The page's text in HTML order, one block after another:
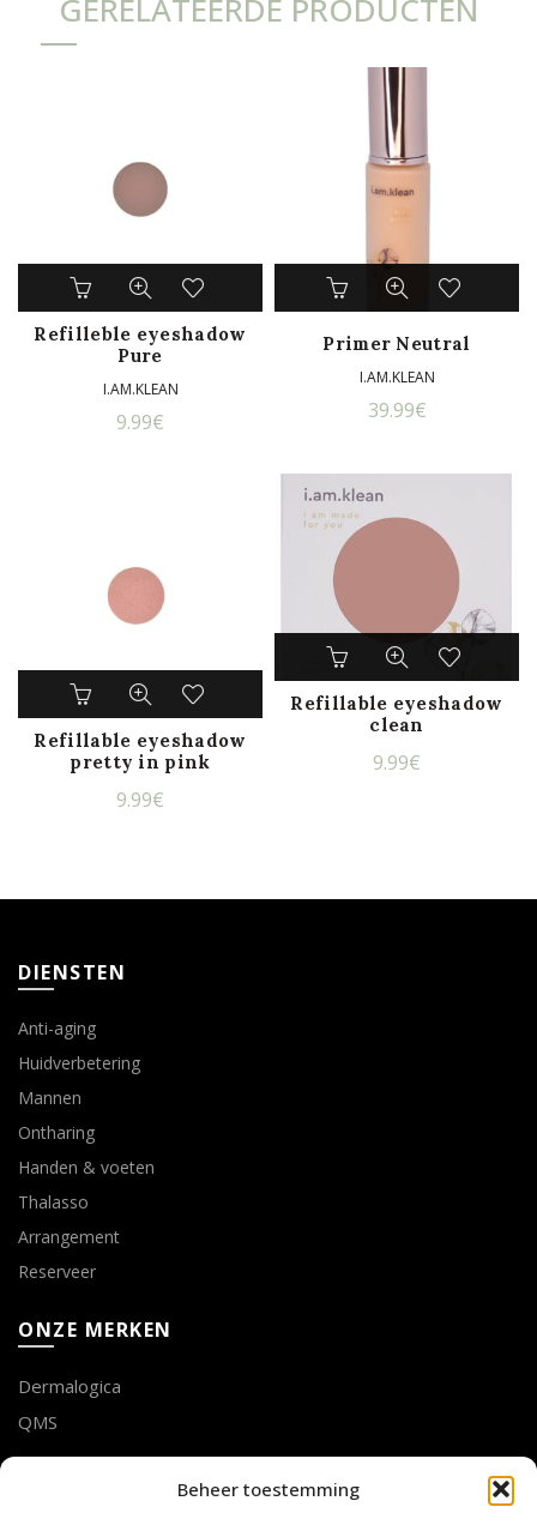
Beheer toestemming
GERELATEERDE PRODUCTEN
Refilleble eyeshadow
Pure
I.AM.KLEAN
9.99€
Primer Neutral
I.AM.KLEAN
39.99€
Refillable eyeshadow
pretty in pink
9.99€
Refillable eyeshadow
clean
9.99€
DIENSTEN
Anti-aging
Huidverbetering
Mannen
Ontharing
Handen & voeten
Thalasso
Arrangement
Reserveer
ONZE MERKEN
Dermalogica
QMS
LOTTE GEUSENS